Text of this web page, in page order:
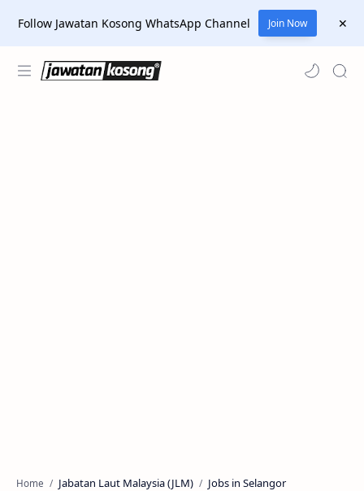
Follow Jawatan Kosong WhatsApp Channel Join Now
Home Jabatan Laut Malaysia (JLM) Jobs in Selangor